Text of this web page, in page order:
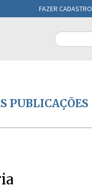
FAZER CADASTRO
PUBLICAÇÕES